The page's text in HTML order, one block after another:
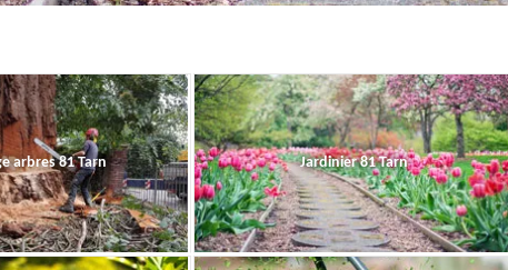
arbres 81 Tarn Jardinier 81 Tarn